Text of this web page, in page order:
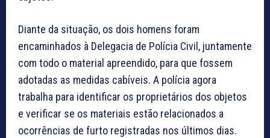
Diante da situação, os dois homens foram
encaminhados à Delegacia de Polícia Civil, juntamente
com todo o material apreendido, para que fossem
adotadas as medidas cabíveis. A polícia agora
trabalha para identificar os proprietários dos objetos
e verificar se os materiais estão relacionados a
ocorrências de furto registradas nos últimos dias.